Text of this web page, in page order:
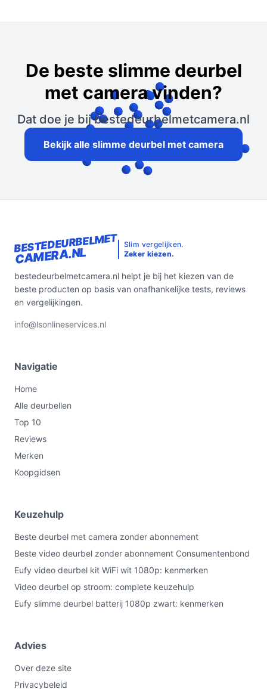
De beste slimme deurbel
met camera vinden?
Dat doe je bij bestedeurbelmetcamera.nl
Bekijk alle slimme deurbel met camera
BESTEDEURBELMET
CAMERA.NL
Slim vergelijken.
Zeker kiezen.
bestedeurbelmetcamera.nl helpt je bij het kiezen van de
beste producten op basis van onafhankelijke tests, reviews
en vergelijkingen.
info@lsonlineservices.nl
Navigatie
Home
Alle deurbellen
Top 10
Reviews
Merken
Koopgidsen
Keuzehulp
Beste deurbel met camera zonder abonnement
Beste video deurbel zonder abonnement Consumentenbond
Eufy video deurbel kit WiFi wit 1080p: kenmerken
Video deurbel op stroom: complete keuzehulp
Eufy slimme deurbel batterij 1080p zwart: kenmerken
Advies
Over deze site
Privacybeleid